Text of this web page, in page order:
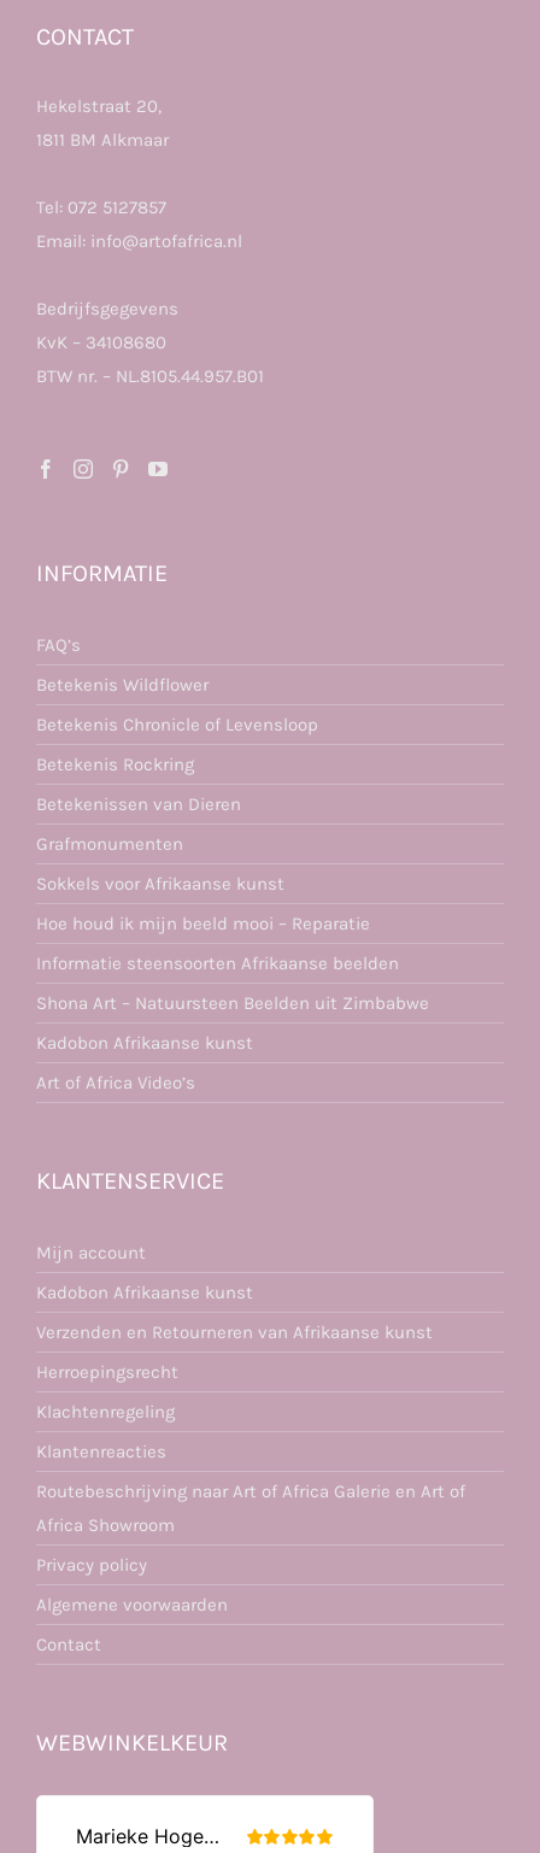
CONTACT
Hekelstraat 20,
1811 BM Alkmaar
Tel: 072 5127857
Email: info@artofafrica.nl
Bedrijfsgegevens
KvK – 34108680
BTW nr. – NL.8105.44.957.B01
INFORMATIE
FAQ’s
Betekenis Wildflower
Betekenis Chronicle of Levensloop
Betekenis Rockring
Betekenissen van Dieren
Grafmonumenten
Sokkels voor Afrikaanse kunst
Hoe houd ik mijn beeld mooi – Reparatie
Informatie steensoorten Afrikaanse beelden
Shona Art – Natuursteen Beelden uit Zimbabwe
Kadobon Afrikaanse kunst
Art of Africa Video’s
KLANTENSERVICE
Mijn account
Kadobon Afrikaanse kunst
Verzenden en Retourneren van Afrikaanse kunst
Herroepingsrecht
Klachtenregeling
Klantenreacties
Routebeschrijving naar Art of Africa Galerie en Art of
Africa Showroom
Privacy policy
Algemene voorwaarden
Contact
WEBWINKELKEUR